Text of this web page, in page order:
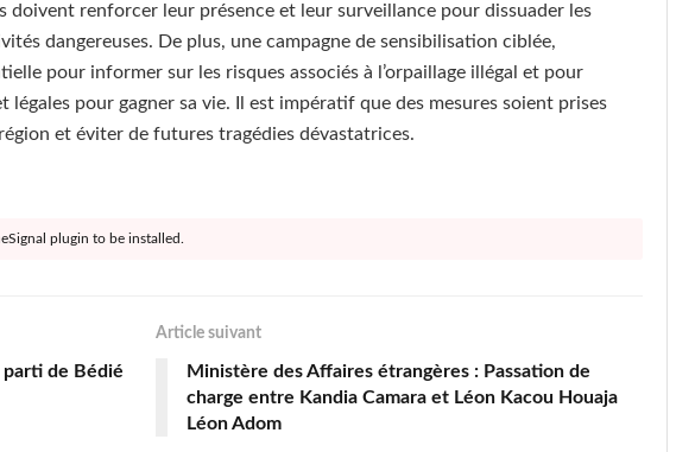
doivent renforcer leur présence et leur surveillance pour dissuader les
dangereuses. De plus, une campagne de sensibilisation ciblée,
pour informer sur les risques associés à l’orpaillage illégal et pour
pour gagner sa vie. Il est impératif que des mesures soient prises
et éviter de futures tragédies dévastatrices.
plugin to be installed.
parti de Bédié
Article suivant
Ministère des Affaires étrangères : Passation de
charge entre Kandia Camara et Léon Kacou Houaja
Léon Adom